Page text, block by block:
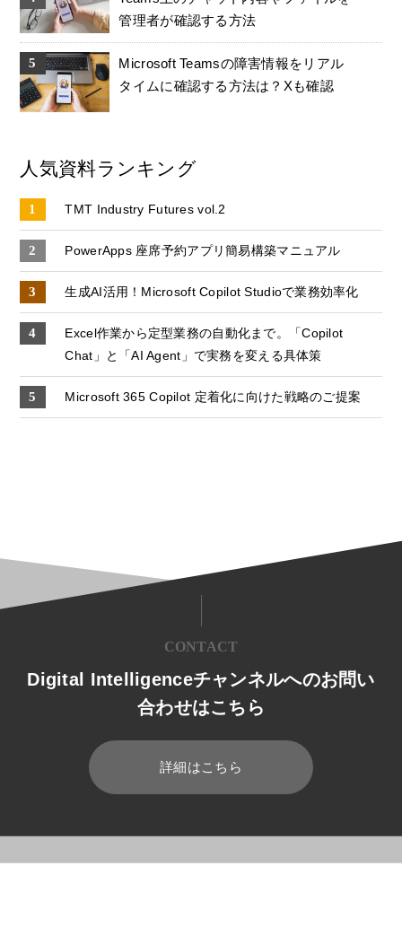
管理者が確認する方法
Microsoft Teamsの障害情報をリアル
タイムに確認する方法は？Xも確認
人気資料ランキング
TMT Industry Futures vol.2
PowerApps 座席予約アプリ簡易構築マニュアル
生成AI活用！Microsoft Copilot Studioで業務効率化
Excel作業から定型業務の自動化まで。「Copilot
Chat」と「AI Agent」で実務を変える具体策
Microsoft 365 Copilot 定着化に向けた戦略のご提案
CONTACT
Digital Intelligenceチャンネルへのお問い
合わせはこちら
詳細はこちら